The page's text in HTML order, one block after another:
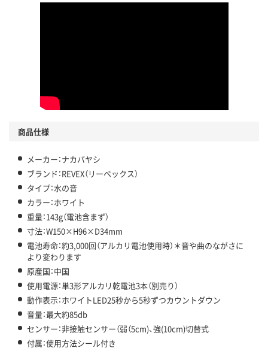
商品仕様
メーカー：ナカバヤシ
ブランド：REVEX（リーベックス）
タイプ：水の音
カラー：ホワイト
重量：143g（電池含まず）
寸法：W150×H96×D34mm
電池寿命：約3,000回（アルカリ電池使用時）＊音や曲のながさに
より変わります
原産国：中国
使用電源：単3形アルカリ乾電池3本（別売り）
動作表示：ホワイトLED25秒から5秒ずつカウントダウン
音量：最大約85db
センサー：非接触センサー（弱（5cm)、強(10cm)切替式
付属：使用方法シール付き